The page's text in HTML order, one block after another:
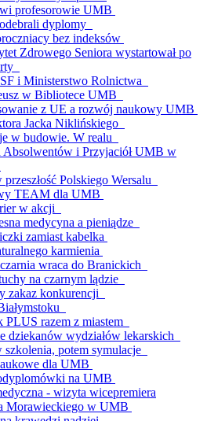
profesorowie UMB
dyplomy
bez indeksów
Zdrowego Seniora wystartował po
i Ministerstwo Rolnictwa
w Bibliotece UMB
z UE a rozwój naukowy UMB
Jacka Niklińskiego
w budowie. W realu
i Przyjaciół UMB w
przeszłość Polskiego Wersalu
TEAM dla UMB
w akcji
medycyna a pieniądze
zamiast kabelka
karmienia
wraca do Branickich
na czarnym lądzie
zakaz konkurencji
PLUS razem z miastem
dziekanów wydziałów lekarskich
szkolenia, potem symulacje
dla UMB
na UMB
- wizyta wicepremiera
Morawieckiego w UMB